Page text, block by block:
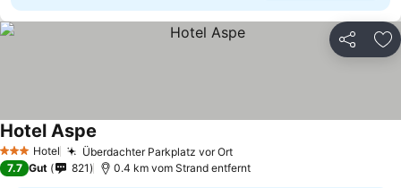
Teilen
3 SterneHotel Überdachter Parkplatz vor Ort
Hotel Aspe
7.7 Gut 821 0.4 km vom Strand entfernt